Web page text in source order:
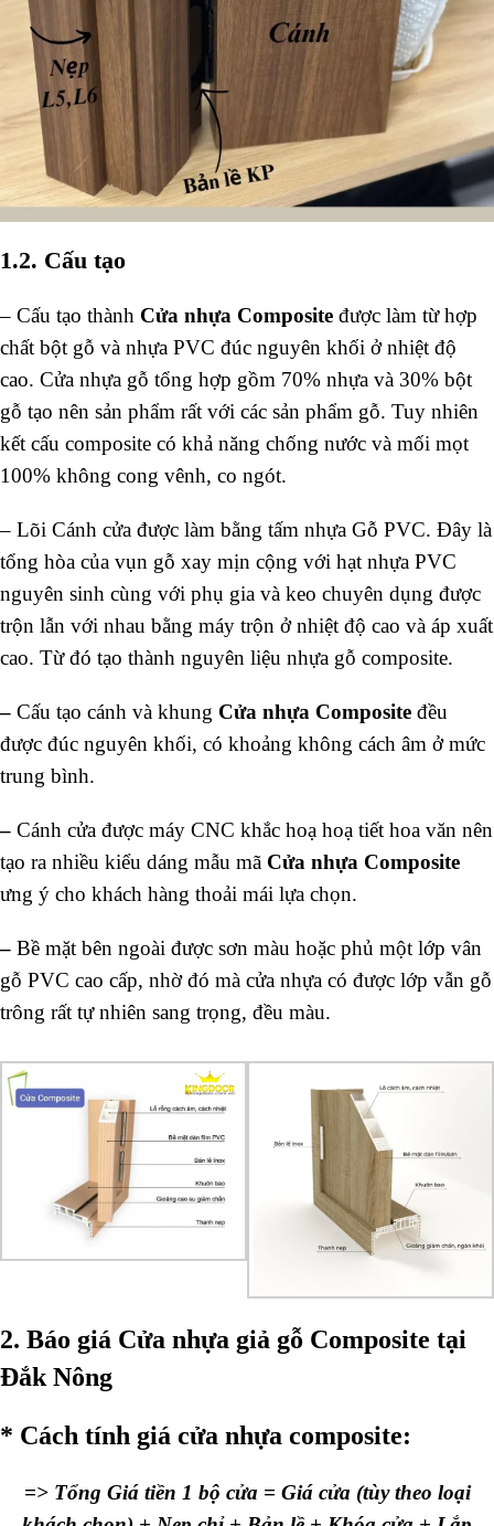
1.2. Cấu tạo
– Cấu tạo thành Cửa nhựa Composite được làm từ hợp
chất bột gỗ và nhựa PVC đúc nguyên khối ở nhiệt độ
cao. Cửa nhựa gỗ tổng hợp gồm 70% nhựa và 30% bột
gỗ tạo nên sản phẩm rất với các sản phẩm gỗ. Tuy nhiên
kết cấu composite có khả năng chống nước và mối mọt
100% không cong vênh, co ngót.
– Lõi Cánh cửa được làm bằng tấm nhựa Gỗ PVC. Đây là
tổng hòa của vụn gỗ xay mịn cộng với hạt nhựa PVC
nguyên sinh cùng với phụ gia và keo chuyên dụng được
trộn lẫn với nhau bằng máy trộn ở nhiệt độ cao và áp xuất
cao. Từ đó tạo thành nguyên liệu nhựa gỗ composite.
– Cấu tạo cánh và khung Cửa nhựa Composite đều
được đúc nguyên khối, có khoảng không cách âm ở mức
trung bình.
– Cánh cửa được máy CNC khắc hoạ hoạ tiết hoa văn nên
tạo ra nhiều kiểu dáng mẫu mã Cửa nhựa Composite
ưng ý cho khách hàng thoải mái lựa chọn.
– Bề mặt bên ngoài được sơn màu hoặc phủ một lớp vân
gỗ PVC cao cấp, nhờ đó mà cửa nhựa có được lớp vẫn gỗ
trông rất tự nhiên sang trọng, đều màu.
2. Báo giá Cửa nhựa giả gỗ Composite tại
Đắk Nông
* Cách tính giá cửa nhựa composite:
=> Tổng Giá tiền 1 bộ cửa = Giá cửa (tùy theo loại